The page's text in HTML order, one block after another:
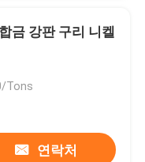
금 강판 구리 니켈
Tons
연락처